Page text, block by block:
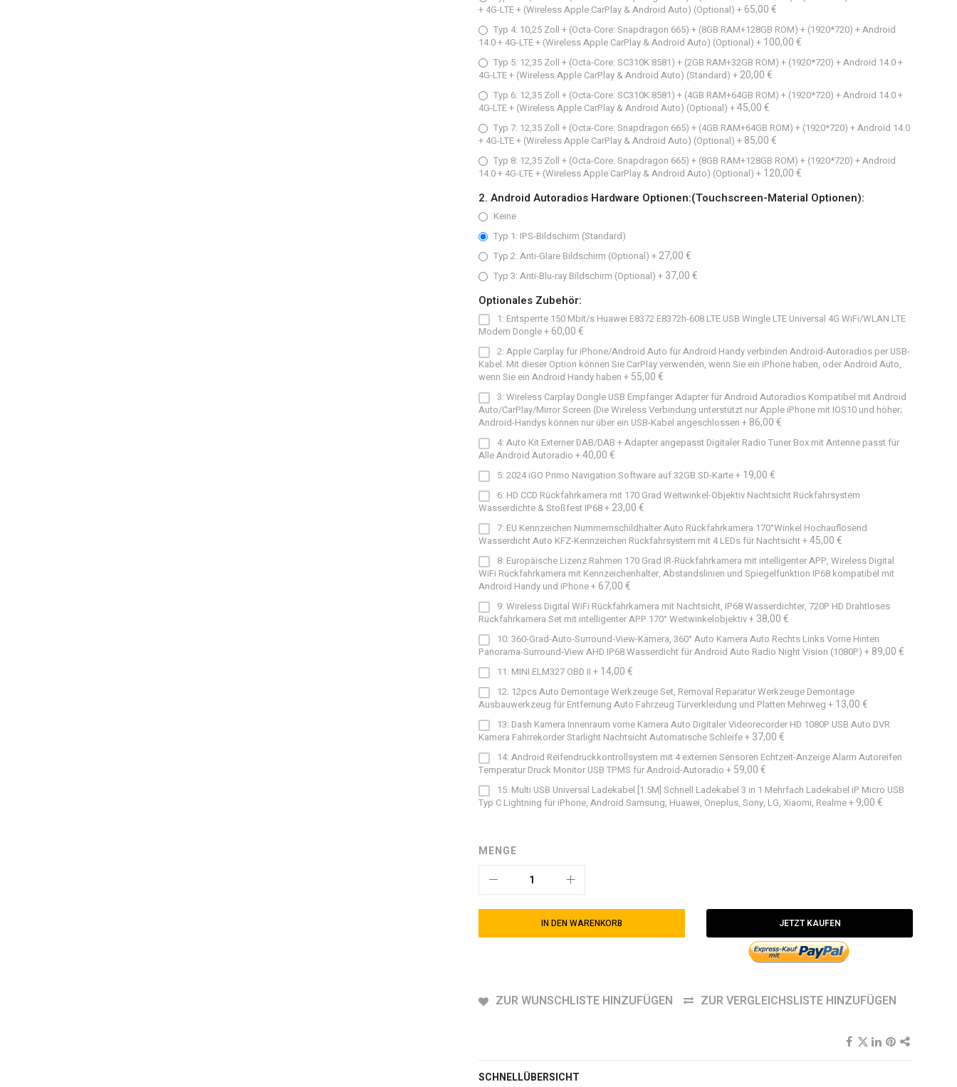
+ 4G-LTE + (Wireless Apple CarPlay & Android Auto) (Optional) +65,00 €
Typ 4: 10,25 Zoll + (Octa-Core: Snapdragon 665) + (8GB RAM+128GB ROM) + (1920*720) + Android
14.0 + 4G-LTE + (Wireless Apple CarPlay & Android Auto) (Optional) + 100,00 €
Typ 5: 12,35 Zoll + (Octa-Core: SC310K 8581) + (2GB RAM+32GB ROM) + (1920*720) + Android 14.0 +
4G-LTE + (Wireless Apple CarPlay & Android Auto) (Standard) +20,00 €
Typ 6: 12,35 Zoll + (Octa-Core: SC310K 8581) + (4GB RAM+64GB ROM) + (1920*720) + Android 14.0 +
4G-LTE + (Wireless Apple CarPlay & Android Auto) (Optional) +45,00 €
Typ 7: 12,35 Zoll + (Octa-Core: Snapdragon 665) + (4GB RAM+64GB ROM) + (1920*720) + Android 14.0
+ 4G-LTE + (Wireless Apple CarPlay & Android Auto) (Optional) + 85,00 €
Typ 8: 12,35 Zoll + (Octa-Core: Snapdragon 665) + (8GB RAM+128GB ROM) + (1920*720) + Android
14.0 + 4G-LTE + (Wireless Apple CarPlay & Android Auto) (Optional) + 120,00 €
2. Android Autoradios Hardware Optionen:(Touchscreen-Material Optionen):
Keine
Typ 1: IPS-Bildschirm (Standard)
Typ 2: Anti-Glare Bildschirm (Optional) +27,00 €
Typ 3: Anti-Blu-ray Bildschirm (Optional) + 37,00 €
Optionales Zubehör:
1: Entsperrte 150 Mbit/s Huawei E8372 E8372h-608 LTE USB Wingle LTE Universal 4G WiFi/WLAN LTE
Modem Dongle+60,00 €
2: Apple Carplay für iPhone/Android Auto für Android Handy verbinden Android-Autoradios per USB-
Kabel. Mit dieser Option können Sie CarPlay verwenden, wenn Sie ein iPhone haben, oder Android Auto,
wenn Sie ein Android Handy haben + 55,00 €
3: Wireless Carplay Dongle USB Empfänger Adapter für Android Autoradios Kompatibel mit Android
Auto/CarPlay/Mirror Screen (Die Wireless Verbindung unterstützt nur Apple iPhone mit IOS10 und höher;
Android-Handys können nur über ein USB-Kabel angeschlossen + 86,00 €
4: Auto Kit Externer DAB/DAB + Adapter angepasst Digitaler Radio Tuner Box mit Antenne passt für
Alle Android Autoradio +40,00 €
5: 2024 iGO Primo Navigation Software auf 32GB SD-Karte+ 19,00 €
6: HD CCD Rückfahrkamera mit 170 Grad Weitwinkel-Objektiv Nachtsicht Rückfahrsystem
Wasserdichte & Stoßfest IP68+23,00 €
7: EU Kennzeichen Nummernschildhalter Auto Rückfahrkamera 170°Winkel Hochauflösend
Wasserdicht Auto KFZ-Kennzeichen Rückfahrsystem mit 4 LEDs für Nachtsicht+45,00 €
8: Europäische Lizenz Rahmen 170 Grad IR-Rückfahrkamera mit intelligenter APP, Wireless Digital
WiFi Rückfahrkamera mit Kennzeichenhalter, Abstandslinien und Spiegelfunktion IP68 kompatibel mit
Android Handy und iPhone+67,00 €
9: Wireless Digital WiFi Rückfahrkamera mit Nachtsicht, IP68 Wasserdichter, 720P HD Drahtloses
Rückfahrkamera Set mit intelligenter APP 170° Weitwinkelobjektiv+ 38,00 €
10: 360-Grad-Auto-Surround-View-Kamera, 360° Auto Kamera Auto Rechts Links Vorne Hinten
Panorama-Surround-View AHD IP68 Wasserdicht für Android Auto Radio Night Vision (1080P) + 89,00 €
11: MINI ELM327 OBD II + 14,00 €
12: 12pcs Auto Demontage Werkzeuge Set, Removal Reparatur Werkzeuge Demontage
Ausbauwerkzeug für Entfernung Auto Fahrzeug Türverkleidung und Platten Mehrweg + 13,00 €
13: Dash Kamera Innenraum vorne Kamera Auto Digitaler Videorecorder HD 1080P USB Auto DVR
Kamera Fahrrekorder Starlight Nachtsicht Automatische Schleife+ 37,00 €
14: Android Reifendruckkontrollsystem mit 4 externen Sensoren Echtzeit-Anzeige Alarm Autoreifen
Temperatur Druck Monitor USB TPMS für Android-Autoradio + 59,00 €
15: Multi USB Universal Ladekabel [1.5M] Schnell Ladekabel 3 in 1 Mehrfach Ladekabel iP Micro USB
Typ C Lightning für iPhone, Android Samsung, Huawei, Oneplus, Sony, LG, Xiaomi, Realme+ 9,00 €
MENGE
IN DEN WARENKORB JETZT KAUFEN
ZUR WUNSCHLISTE HINZUFÜGEN ZUR VERGLEICHSLISTE HINZUFÜGEN
SCHNELLÜBERSICHT